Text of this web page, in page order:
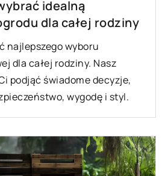
idealną
dla całej rodziny
najlepszego wyboru
dla całej rodziny. Nasz
podjąć świadome decyzje,
wygodę i styl.